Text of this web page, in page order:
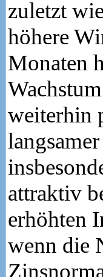
zuletzt
höhere
Monaten
weiterhin
attraktiv
erhöhten
wenn die